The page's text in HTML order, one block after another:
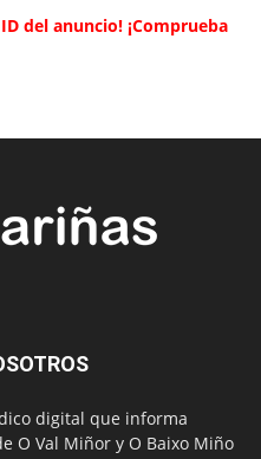
del anuncio! ¡Comprueba
digital que informa
O Val Miñor y O Baixo Miño